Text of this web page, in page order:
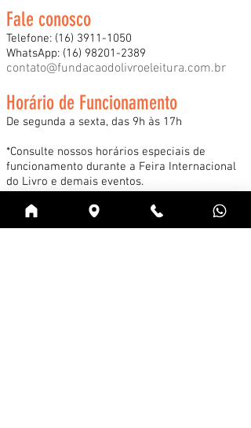
Fale conosco
Telefone: (16) 3911-1050
WhatsApp: (16) 98201-2389
contato@fundacaodolivroeleitura.com.br
Horário de Funcionamento
De segunda a sexta, das 9h às 17h
*Consulte nossos horários especiais de
funcionamento durante a Feira Internacional
do Livro e demais eventos.